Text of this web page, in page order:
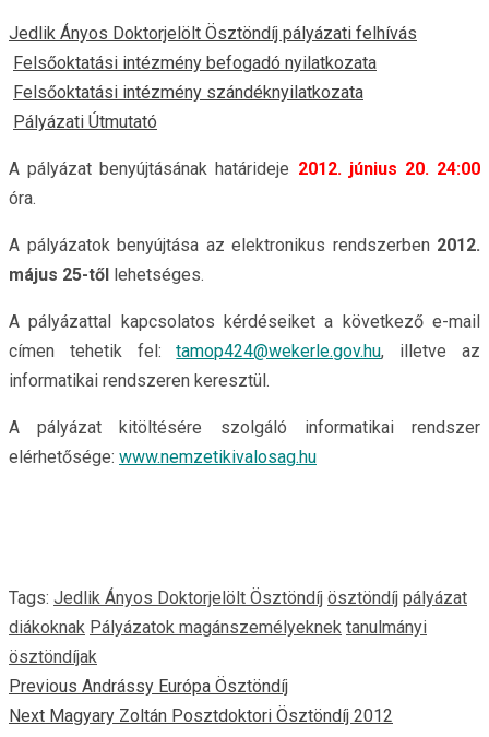
Jedlik Ányos Doktorjelölt Ösztöndíj pályázati felhívás
Felsőoktatási intézmény befogadó nyilatkozata
Felsőoktatási intézmény szándéknyilatkozata
Pályázati Útmutató
A pályázat benyújtásának határideje 2012. június 20. 24:00
óra.
A pályázatok benyújtása az elektronikus rendszerben 2012.
május 25-től
lehetséges.
A pályázattal kapcsolatos kérdéseiket a következő e-mail
címen tehetik fel:tamop424@wekerle.gov.hu, illetve az
informatikai rendszeren keresztül.
A pályázat kitöltésére szolgáló informatikai rendszer
elérhetősége: www.nemzetikivalosag.hu
Tags: Jedlik Ányos Doktorjelölt Ösztöndíj ösztöndíj pályázat
diákoknak Pályázatok magánszemélyeknek tanulmányi
ösztöndíjak
Continue
Previous Andrássy Európa Ösztöndíj
Next Magyary Zoltán Posztdoktori Ösztöndíj 2012